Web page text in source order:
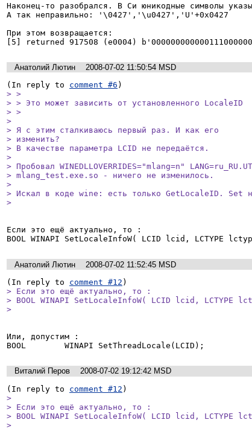
Наконец-то разобрался. В Си юникодные символы
А так неправильно: '\0427','\u0427','U'+0x0427
При этом возвращается:
[5] returned 917508 (e0004)
Анатолий Лютин
2008-07-02 11:50:54 MSD
(In reply to comment #6
> >
> > Это может зависить от установленного LocaleID
> >
>
> Я с этим сталкиваюсь первый раз. И как его
> изменить?
> В качестве параметра LCID не передаётся.
>
> Пробовал WINEDLLOVERRIDES="mlang=n"
> mlang_test.exe.so - ничего не изменилось.
>
> Искал в коде wine: есть только GetLocaleID. Set
>
Если это ещё актуально, то :
BOOL WINAPI SetLocaleInfoW( LCID lcid, LCTYPE
Анатолий Лютин
2008-07-02 11:52:45 MSD
(In reply to comment #12
> Если это ещё актуально, то :
> BOOL WINAPI SetLocaleInfoW( LCID lcid, LCTYPE
>
Или, допустим :
BOOL        WINAPI SetThreadLocale(LCID);
Виталий Перов
2008-07-02 19:12:42 MSD
(In reply to comment #12
>
> Если это ещё актуально, то :
> BOOL WINAPI SetLocaleInfoW( LCID lcid, LCTYPE
>